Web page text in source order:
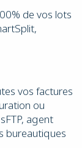
de vos lots
vos factures
ou
agent
bureautiques